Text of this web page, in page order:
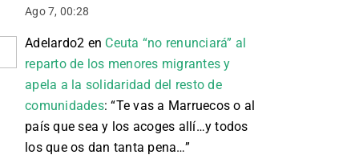
Ago 7, 00:28
Adelardo2 en Ceuta “no renunciará” al
reparto de los menores migrantes y
apela a la solidaridad del resto de
comunidades: “Te vas a Marruecos o al
país que sea y los acoges allí…y todos
los que os dan tanta pena…”